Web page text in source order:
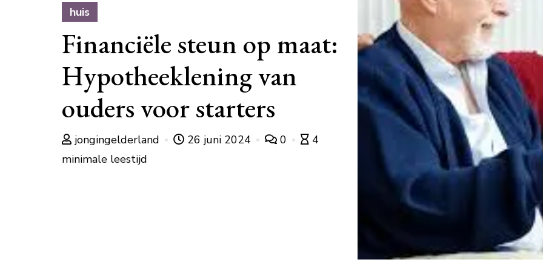
huis
Financiële steun op maat:
Hypotheeklening van
ouders voor starters
jongingelderland 26 juni 2024 0
4
minimale leestijd